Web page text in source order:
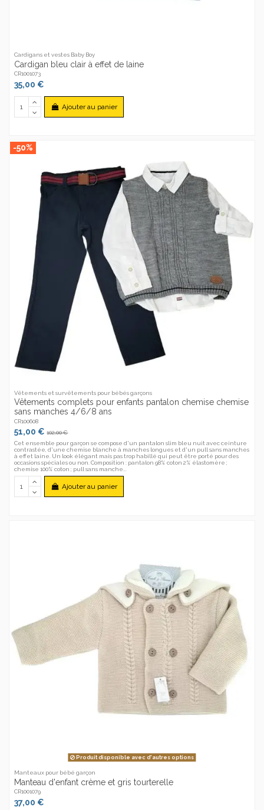
Cardigans et vestes Baby Boy
Cardigan bleu clair à effet de laine
CR1001073
35,00 €
Ajouter au panier
-50%
Vêtements et survêtements pour bébés garçons
Vêtements complets pour enfants pantalon chemise chemise
sans manches 4/6/8 ans
CR100608
51,00 €102,00 €
Cet ensemble pour garçon se compose d'un pantalon slim bleu nuit avec ceinture
contrastée, d'une chemise blanche à manches longues et d'un pull sans manches
à effet laine. Un look élégant mais pas trop habillé qui peut être porté pour des
occasions spéciales ou non. Composition : pantalon 98% coton 2% élastomère ;
chemise 100% coton ; pull sans manche...
Ajouter au panier
Produit disponible avec d'autres options
Manteaux pour bébé garçon
Manteau d'enfant crème et gris tourterelle
CR1001079
37,00 €